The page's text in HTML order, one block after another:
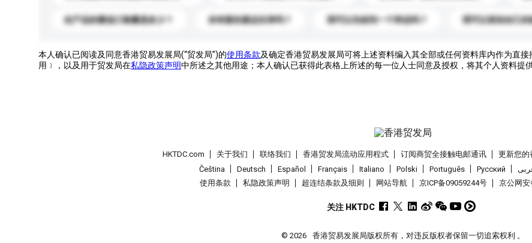
此产品的最低订购量是多少？ 你有新的產品目录吗？ 我可以先收到一个样品吗？ 我可以添加自己的
本人确认已阅读及同意香港贸易发展局(“贸发局”)的使用条款及确定香港贸易发展局可将上述资料编入其全部或任何资料库内作为直
用﹞，以及用于贸发局在私隐政策声明中所述之其他用途；本人确认已获得此表格上所述的每一位人士同意及授权，将其个人资料提
HKTDC.com 关于我们 联络我们 香港贸发局流动应用程式 订阅商贸全接触电邮通讯 更新您的
Čeština
Deutsch Español Français Italiano Polski Português Pусский
使用条款
私隐政策声明 超连结条款及细则 网站导航 京ICP备09059244号 京公网安
关注 HKTDC
© 2026 香港贸易发展局版权所有，对违反版权者保留一切追索权利 。